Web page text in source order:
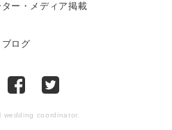
ー・メディア掲載
ブログ
coordinator.